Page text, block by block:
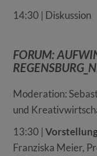
14:30 | Diskussion
FORUM:
Moderation:
und
13:30 |
Franziska Meier,